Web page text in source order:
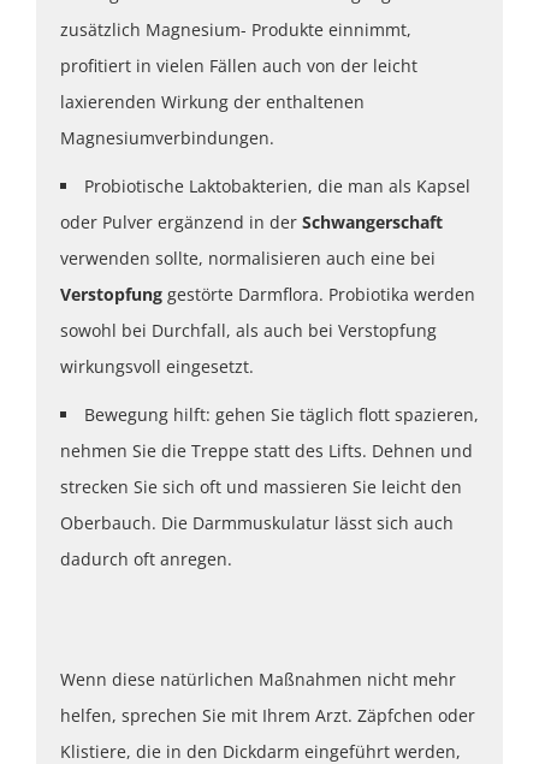
zusätzlich Magnesium- Produkte einnimmt,
profitiert in vielen Fällen auch von der leicht
laxierenden Wirkung der enthaltenen
Magnesiumverbindungen.
Probiotische Laktobakterien, die man als Kapsel
oder Pulver ergänzend in der Schwangerschaft
verwenden sollte, normalisieren auch eine bei
Verstopfung gestörte Darmflora. Probiotika werden
sowohl bei Durchfall, als auch bei Verstopfung
wirkungsvoll eingesetzt.
Bewegung hilft: gehen Sie täglich flott spazieren,
nehmen Sie die Treppe statt des Lifts. Dehnen und
strecken Sie sich oft und massieren Sie leicht den
Oberbauch. Die Darmmuskulatur lässt sich auch
dadurch oft anregen.
Wenn diese natürlichen Maßnahmen nicht mehr
helfen, sprechen Sie mit Ihrem Arzt. Zäpfchen oder
Klistiere, die in den Dickdarm eingeführt werden,